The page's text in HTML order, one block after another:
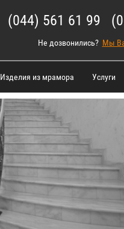
(044) 561 61 99
Не дозвонились? Мы
Изделия из мрамора Услуги